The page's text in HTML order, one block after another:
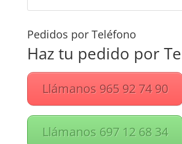
Pedidos por Teléfono
Haz tu pedido por
Llámanos 965 92 74 90
Llámanos 697 12 68 34